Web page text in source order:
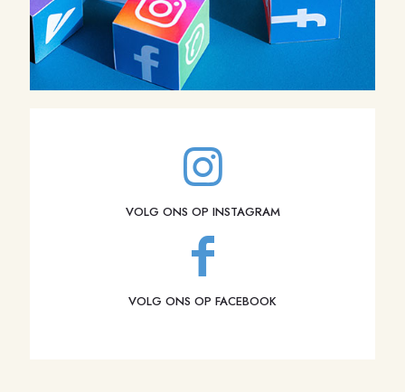
VOLG ONS OP INSTAGRAM
VOLG ONS OP FACEBOOK